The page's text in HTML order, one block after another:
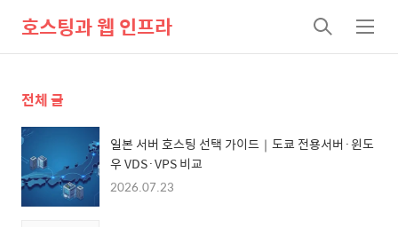
호스팅과 웹 인프라
검
색
메
뉴
전체 글
일본 서버 호스팅 선택 가이드｜도쿄 전용서버·윈도
우 VDS·VPS 비교
2026.07.23